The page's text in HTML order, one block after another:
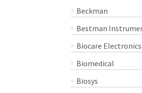
Beckman
Bestman
Biocare Electronics
Biomedical
Biosys